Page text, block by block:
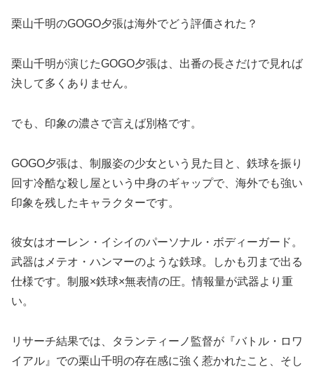
栗山千明のGOGO夕張は海外でどう評価された？
栗山千明が演じたGOGO夕張は、出番の長さだけで見れば
決して多くありません。
でも、印象の濃さで言えば別格です。
GOGO夕張は、制服姿の少女という見た目と、鉄球を振り
回す冷酷な殺し屋という中身のギャップで、海外でも強い
印象を残したキャラクターです。
彼女はオーレン・イシイのパーソナル・ボディーガード。
武器はメテオ・ハンマーのような鉄球。しかも刃まで出る
仕様です。制服×鉄球×無表情の圧。情報量が武器より重
い。
リサーチ結果では、タランティーノ監督が『バトル・ロワ
イアル』での栗山千明の存在感に強く惹かれたこと、そし